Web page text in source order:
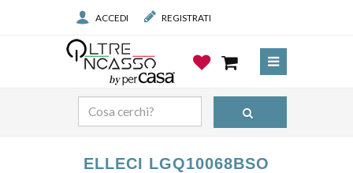
ACCEDI REGISTRATI
ELLECI LGQ10068BSO